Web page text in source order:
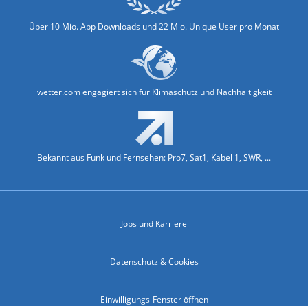
Über 10 Mio. App Downloads und 22 Mio. Unique User pro Monat
wetter.com engagiert sich für Klimaschutz und Nachhaltigkeit
Bekannt aus Funk und Fernsehen: Pro7, Sat1, Kabel 1, SWR, ...
Jobs und Karriere
Datenschutz & Cookies
Einwilligungs-Fenster öffnen